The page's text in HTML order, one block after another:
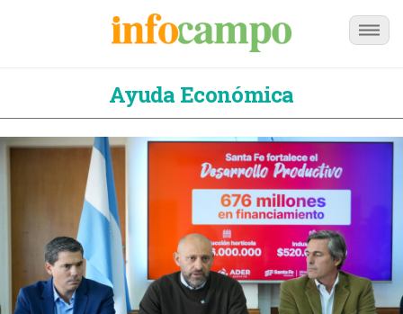
Ayuda Económica